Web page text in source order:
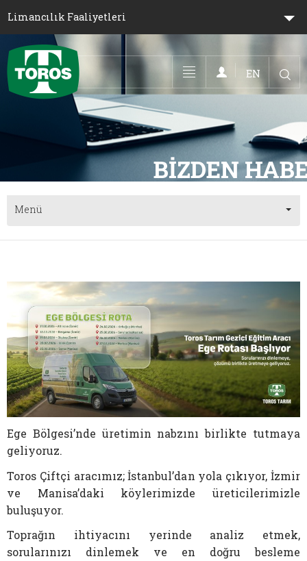
Limancılık Faaliyetleri
Toggle navigation
EN
Menü
Ege Bölgesi’nde üretimin nabzını birlikte tutmaya
geliyoruz.
Toros Çiftçi aracımız; İstanbul’dan yola çıkıyor, İzmir
ve Manisa’daki köylerimizde üreticilerimizle
buluşuyor.
Toprağın ihtiyacını yerinde analiz etmek,
sorularınızı dinlemek ve en doğru besleme